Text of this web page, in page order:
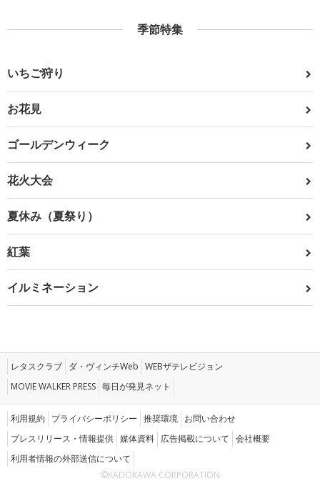
季節特集
いちご狩り
お花見
ゴールデンウィーク
花火大会
夏休み（夏祭り）
紅葉
イルミネーション
レタスクラブ ダ・ヴィンチWeb WEBザテレビジョン
MOVIE WALKER PRESS 毎日が発見ネット
利用規約 プライバシーポリシー 推奨環境 お問い合わせ
プレスリリース・情報提供 媒体資料 広告掲載について 会社概要
利用者情報の外部送信について
©KADOKAWA CORPORATION